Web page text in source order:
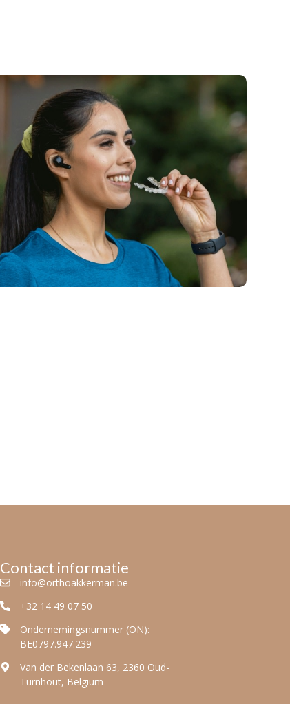
Contact informatie
info@orthoakkerman.be
+32 14 49 07 50
Ondernemingsnummer (ON):
BE0797.947.239
Van der Bekenlaan 63, 2360 Oud-
Turnhout, Belgium